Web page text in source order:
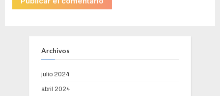
Archivos
julio 2024
abril 2024